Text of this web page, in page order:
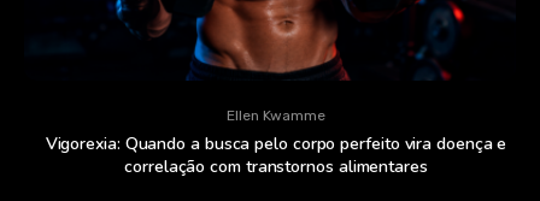
Ellen Kwamme
Vigorexia: Quando a busca pelo corpo perfeito vira doença e
correlação com transtornos alimentares